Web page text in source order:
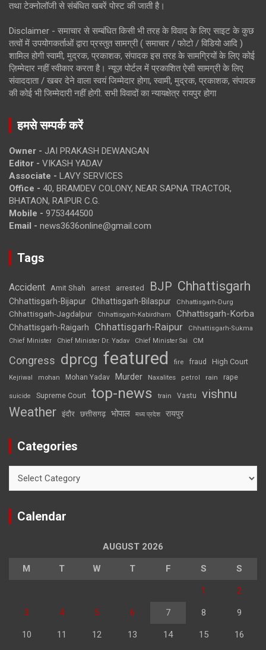
तथा टेक्नोलॉजी से संबंधित खबरें पोस्ट की जाती है।
Disclaimer - समाचार से सम्बंधित किसी भी तरह के विवाद के लिए साइट के कुछ
तत्वों में उपयोगकर्ताओं द्वारा प्रस्तुत सामग्री ( समाचार / फोटो / विडियो आदि )
शामिल होगी स्वामी, मुद्रक, प्रकाशक, संपादक इस तरह के सामग्रियों के लिए कोई
ज़िम्मेदार नहीं स्वीकार करता है। न्यूज़ पोर्टल में प्रकाशित ऐसी सामग्री के लिए
संवाददाता / खबर देने वाला स्वयं जिम्मेदार होगा, स्वामी, मुद्रक, प्रकाशक, संपादक
की कोई भी जिम्मेदारी नहीं होगी. सभी विवादों का न्यायक्षेत्र रायपुर होगा
हमसे सम्पर्क करें
Owner - JAI PRAKASH DEWANGAN
Editor - VIKASH YADAV
Associate - LAVY SERVICES
Office - 40, BRAMDEV COLONY, NEAR SAPNA TRACTOR,
BHATAON, RAIPUR C.G.
Mobile - 9753444500
Email - news3636online@gmail.com
Tags
Accident Amit Shah arrest arrested BJP Chhattisgarh
Chhattisgarh-Bijapur Chhattisgarh-Bilaspur Chhattisgarh-Durg
Chhattisgarh-Jagdalpur Chhattisgarh-Kabirdham Chhattisgarh-Korba
Chhattisgarh-Raigarh Chhattisgarh-Raipur
Chhattisgarh-Sukma
Chief Minister
Chief Minister Dr. Yadav Chief Minister Sai CM
Congress dprcg featured fire fraud High Court
Kejriwal mohan Mohan Yadav Murder Naxalites petrol rain rape
suicide Supreme Court top-news train Vastu vishnu
Weather इंदौर छत्तीसगढ़ भोपाल मध्य प्रदेश रायपुर
Categories
Calendar
AUGUST 2026
M T W T F S S
1 2
3 4 5 6 7 8 9
10 11 12 13 14 15 16